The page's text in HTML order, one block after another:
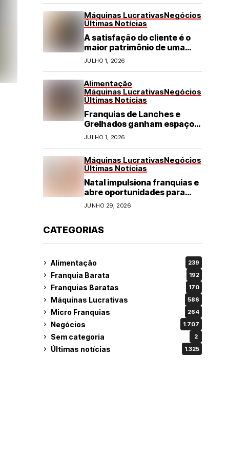
Máquinas LucrativasNegócios
Últimas Notícias
A satisfação do cliente é o
maior patrimônio de uma
franquia
JULHO 1, 2026
Alimentação
Máquinas LucrativasNegócios
Últimas Notícias
Franquias de Lanches e
Grelhados ganham espaço
com demanda por refeições
rápidas e de qualidade
JULHO 1, 2026
Máquinas LucrativasNegócios
Últimas Notícias
Natal impulsiona franquias e
abre oportunidades para
diversos segmentos do
JUNHO 29, 2026
CATEGORIAS
Alimentação 239
Franquia Barata 192
Franquias Baratas 170
Máquinas Lucrativas 586
Micro Franquias 264
Negócios 1.707
Sem categoria 2
Últimas notícias 1.325